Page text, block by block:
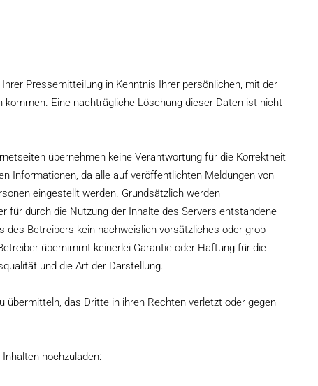
Pressemitteilung in Kenntnis Ihrer persönlichen, mit der
Eine nachträgliche Löschung dieser Daten ist nicht
übernehmen keine Verantwortung für die Korrektheit
Informationen, da alle auf veröffentlichten Meldungen von
eingestellt werden. Grundsätzlich werden
für durch die Nutzung der Inhalte des Servers entstandene
des Betreibers kein nachweislich vorsätzliches oder grob
übernimmt keinerlei Garantie oder Haftung für die
und die Art der Darstellung.
übermitteln, das Dritte in ihren Rechten verletzt oder gegen
hochzuladen: